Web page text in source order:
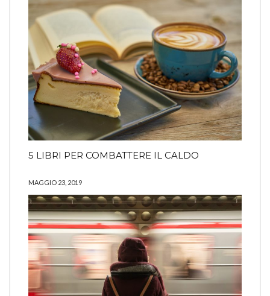
5 LIBRI PER COMBATTERE IL CALDO
MAGGIO 23, 2019